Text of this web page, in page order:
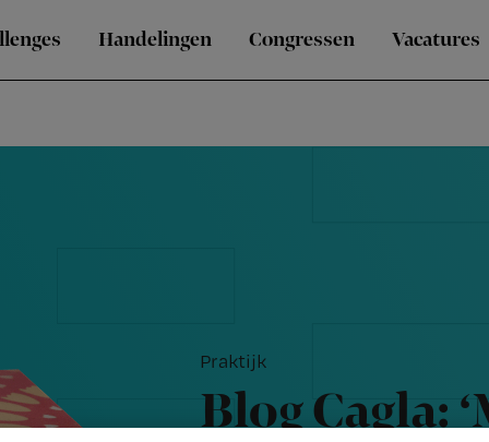
Handelingen Congressen Vacatures
Praktijk
Blog Cagla: